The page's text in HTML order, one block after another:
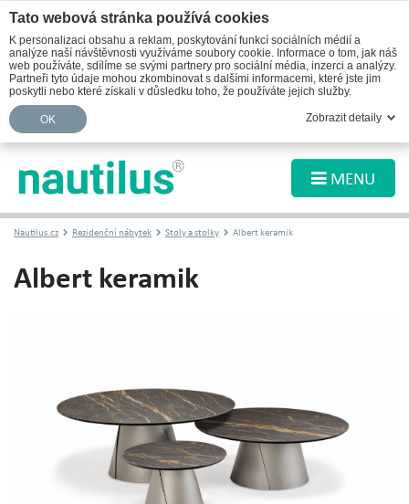
MENU
Nautilus.cz Rezidenční nábytek Stoly a stolky Albert keramik
Albert keramik
Tato webová stránka používá cookies
K personalizaci obsahu a reklam, poskytování funkcí sociálních médií a
analýze naší návštěvnosti využíváme soubory cookie. Informace o tom, jak náš
web používáte, sdílíme se svými partnery pro sociální média, inzerci a analýzy.
Partneři tyto údaje mohou zkombinovat s dalšími informacemi, které jste jim
poskytli nebo které získali v důsledku toho, že používáte jejich služby.
OK Zobrazit detaily